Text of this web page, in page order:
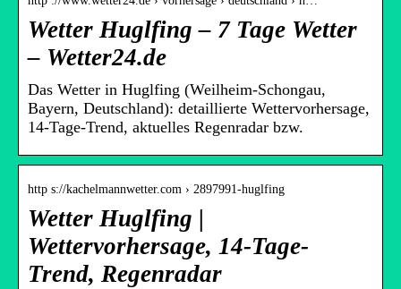
Wetter Huglfing – 7 Tage Wetter
– Wetter24.de
Das Wetter in Huglfing (Weilheim-Schongau,
Bayern, Deutschland): detaillierte Wettervorhersage,
14-Tage-Trend, aktuelles Regenradar bzw.
http s://kachelmannwetter.com › 2897991-huglfing
Wetter Huglfing |
Wettervorhersage, 14-Tage-
Trend, Regenradar